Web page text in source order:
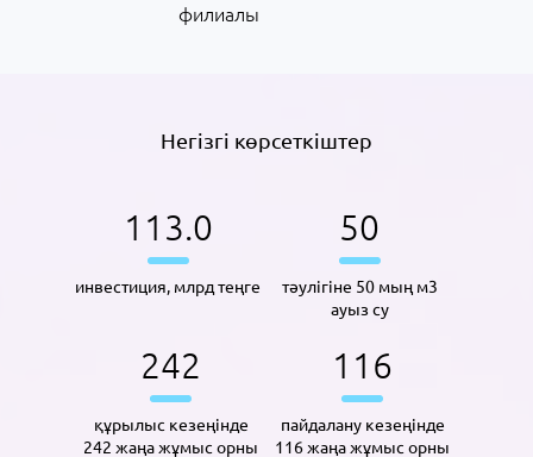
филиалы
Негізгі көрсеткіштер
113.2
инвестиция, млрд теңге
50
тәулігіне 50 мың м3
ауыз су
242
құрылыс кезеңінде
242 жаңа жұмыс орны
116
пайдалану кезеңінде
116 жаңа жұмыс орны